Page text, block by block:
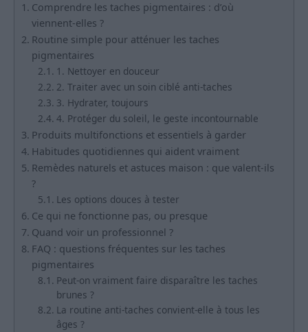
Comprendre les taches pigmentaires : d’où
viennent-elles ?
Routine simple pour atténuer les taches
pigmentaires
1. Nettoyer en douceur
2. Traiter avec un soin ciblé anti-taches
3. Hydrater, toujours
4. Protéger du soleil, le geste incontournable
Produits multifonctions et essentiels à garder
Habitudes quotidiennes qui aident vraiment
Remèdes naturels et astuces maison : que valent-ils
?
Les options douces à tester
Ce qui ne fonctionne pas, ou presque
Quand voir un professionnel ?
FAQ : questions fréquentes sur les taches
pigmentaires
Peut-on vraiment faire disparaître les taches
brunes ?
La routine anti-taches convient-elle à tous les
âges ?